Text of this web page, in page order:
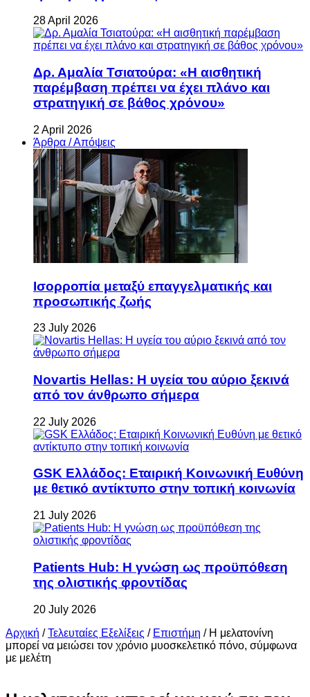
28 April 2026
Δρ. Αμαλία Τσιατούρα: «Η αισθητική
παρέμβαση πρέπει να έχει πλάνο και
στρατηγική σε βάθος χρόνου»
2 April 2026
Άρθρα / Απόψεις
Ισορροπία μεταξύ επαγγελματικής και
προσωπικής ζωής
23 July 2026
Novartis Hellas: Η υγεία του αύριο ξεκινά
από τον άνθρωπο σήμερα
22 July 2026
GSK Ελλάδος: Εταιρική Κοινωνική Ευθύνη
με θετικό αντίκτυπο στην τοπική κοινωνία
21 July 2026
Patients Hub: Η γνώση ως προϋπόθεση
της ολιστικής φροντίδας
20 July 2026
Αρχική / Τελευταίες Εξελίξεις / Επιστήμη / Η μελατονίνη
μπορεί να μειώσει τον χρόνιο μυοσκελετικό πόνο, σύμφωνα
με μελέτη